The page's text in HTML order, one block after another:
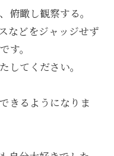
俯瞰し観察する。
などをジャッジせず
す。
してください。
きるようになりま